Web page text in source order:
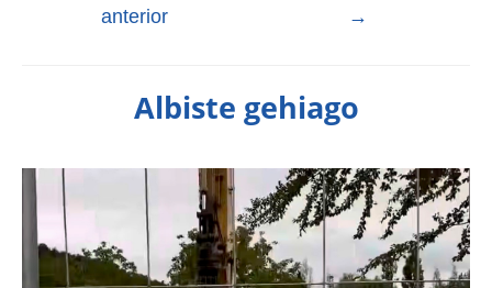
anterior
→
Albiste gehiago